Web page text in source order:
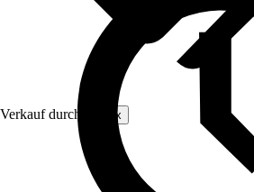
Verkauf durch: Colux